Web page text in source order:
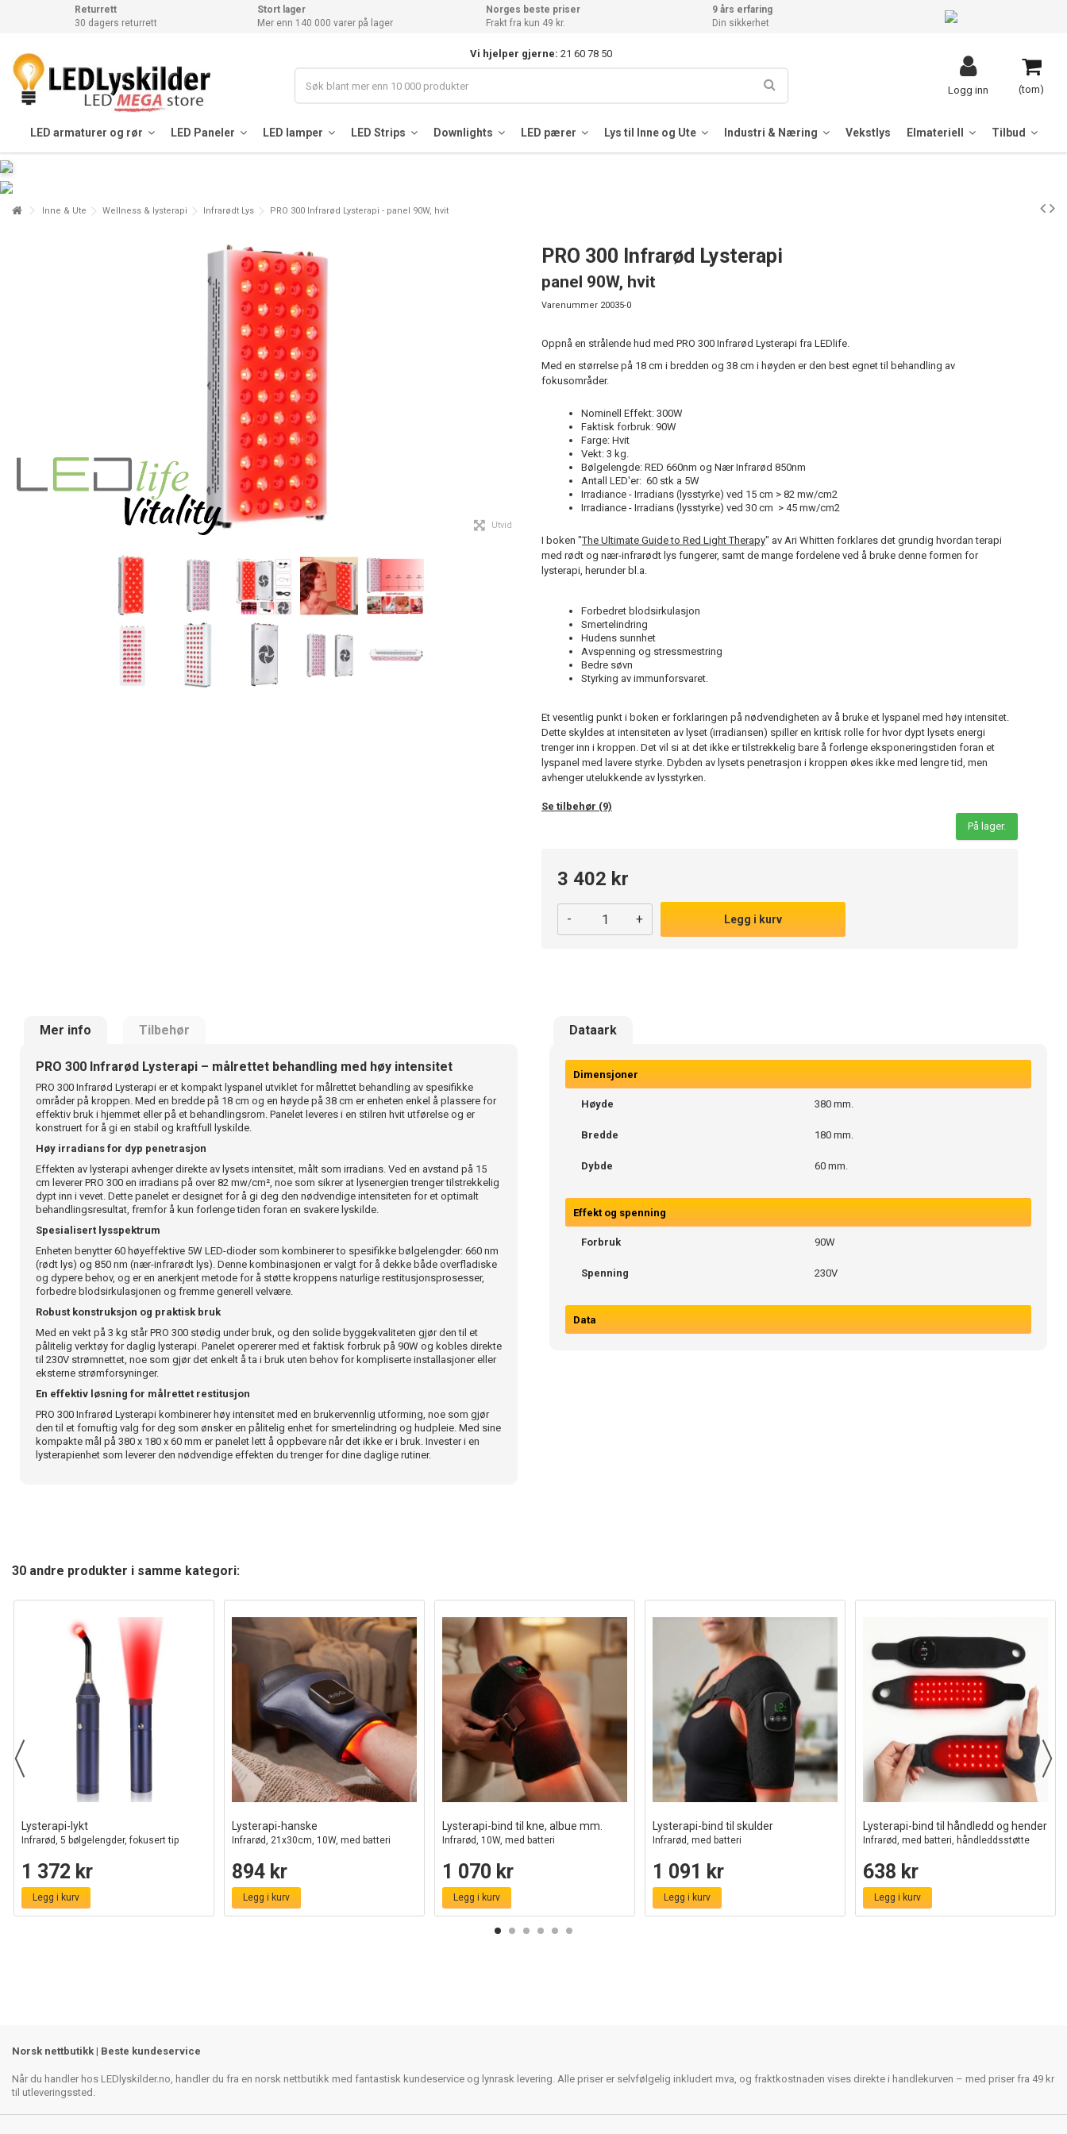
Returrett
30 dagers returrett
Stort lager
Mer enn 140 000 varer på lager
Norges beste priser
Frakt fra kun 49 kr.
9 års erfaring
Din sikkerhet
Vi hjelper gjerne: 21 60 78 50
(tom)
Logg inn
LED armaturer og rør LED Paneler LED lamper LED Strips Downlights LED pærer Lys til Inne og Ute Industri & Næring Vekstlys Elmateriell Tilbud
Inne & Ute Wellness & lysterapi Infrarødt Lys PRO 300 Infrarød Lysterapi - panel 90W, hvit
Utvid
PRO 300 Infrarød Lysterapi
panel 90W, hvit
Varenummer 20035-0
Oppnå en strålende hud med PRO 300 Infrarød Lysterapi fra LEDlife.
Med en størrelse på 18 cm i bredden og 38 cm i høyden er den best egnet til behandling av
fokusområder.
Nominell Effekt: 300W
Faktisk forbruk: 90W
Farge: Hvit
Vekt: 3 kg.
Bølgelengde: RED 660nm og Nær Infrarød 850nm
Antall LED'er: 60 stk a 5W
Irradiance - Irradians (lysstyrke) ved 15 cm > 82 mw/cm2
Irradiance - Irradians (lysstyrke) ved 30 cm > 45 mw/cm2
I boken "The Ultimate Guide to Red Light Therapy" av Ari Whitten forklares det grundig hvordan terapi
med rødt og nær-infrarødt lys fungerer, samt de mange fordelene ved å bruke denne formen for
lysterapi, herunder bl.a.
Forbedret blodsirkulasjon
Smertelindring
Hudens sunnhet
Avspenning og stressmestring
Bedre søvn
Styrking av immunforsvaret.
Et vesentlig punkt i boken er forklaringen på nødvendigheten av å bruke et lyspanel med høy intensitet.
Dette skyldes at intensiteten av lyset (irradiansen) spiller en kritisk rolle for hvor dypt lysets energi
trenger inn i kroppen. Det vil si at det ikke er tilstrekkelig bare å forlenge eksponeringstiden foran et
lyspanel med lavere styrke. Dybden av lysets penetrasjon i kroppen økes ikke med lengre tid, men
avhenger utelukkende av lysstyrken.
Se tilbehør (9)
På lager.
3 402 kr
- + Legg i kurv
Mer info Tilbehør Dataark
PRO 300 Infrarød Lysterapi – målrettet behandling med høy intensitet
PRO 300 Infrarød Lysterapi er et kompakt lyspanel utviklet for målrettet behandling av spesifikke
områder på kroppen. Med en bredde på 18 cm og en høyde på 38 cm er enheten enkel å plassere for
effektiv bruk i hjemmet eller på et behandlingsrom. Panelet leveres i en stilren hvit utførelse og er
konstruert for å gi en stabil og kraftfull lyskilde.
Høy irradians for dyp penetrasjon
Effekten av lysterapi avhenger direkte av lysets intensitet, målt som irradians. Ved en avstand på 15
cm leverer PRO 300 en irradians på over 82 mw/cm², noe som sikrer at lysenergien trenger tilstrekkelig
dypt inn i vevet. Dette panelet er designet for å gi deg den nødvendige intensiteten for et optimalt
behandlingsresultat, fremfor å kun forlenge tiden foran en svakere lyskilde.
Spesialisert lysspektrum
Enheten benytter 60 høyeffektive 5W LED-dioder som kombinerer to spesifikke bølgelengder: 660 nm
(rødt lys) og 850 nm (nær-infrarødt lys). Denne kombinasjonen er valgt for å dekke både overfladiske
og dypere behov, og er en anerkjent metode for å støtte kroppens naturlige restitusjonsprosesser,
forbedre blodsirkulasjonen og fremme generell velvære.
Robust konstruksjon og praktisk bruk
Med en vekt på 3 kg står PRO 300 stødig under bruk, og den solide byggekvaliteten gjør den til et
pålitelig verktøy for daglig lysterapi. Panelet opererer med et faktisk forbruk på 90W og kobles direkte
til 230V strømnettet, noe som gjør det enkelt å ta i bruk uten behov for kompliserte installasjoner eller
eksterne strømforsyninger.
En effektiv løsning for målrettet restitusjon
PRO 300 Infrarød Lysterapi kombinerer høy intensitet med en brukervennlig utforming, noe som gjør
den til et fornuftig valg for deg som ønsker en pålitelig enhet for smertelindring og hudpleie. Med sine
kompakte mål på 380 x 180 x 60 mm er panelet lett å oppbevare når det ikke er i bruk. Invester i en
lysterapienhet som leverer den nødvendige effekten du trenger for dine daglige rutiner.
Dimensjoner
Høyde 380 mm.
Bredde 180 mm.
Dybde 60 mm.
Effekt og spenning
Forbruk 90W
Spenning 230V
Data
30 andre produkter i samme kategori:
Lysterapi-lykt
Infrarød, 5 bølgelengder, fokusert tip
1 372 kr
Legg i kurv
Lysterapi-hanske
Infrarød, 21x30cm, 10W, med batteri
894 kr
Legg i kurv
Lysterapi-bind til kne, albue mm.
Infrarød, 10W, med batteri
1 070 kr
Legg i kurv
Lysterapi-bind til skulder
Infrarød, med batteri
1 091 kr
Legg i kurv
Lysterapi-bind til håndledd og hender
Infrarød, med batteri, håndleddsstøtte
638 kr
Legg i kurv
Norsk nettbutikk | Beste kundeservice
Når du handler hos LEDlyskilder.no, handler du fra en norsk nettbutikk med fantastisk kundeservice og lynrask levering. Alle priser er selvfølgelig inkludert mva, og fraktkostnaden vises direkte i handlekurven – med priser fra 49 kr
til utleveringssted.